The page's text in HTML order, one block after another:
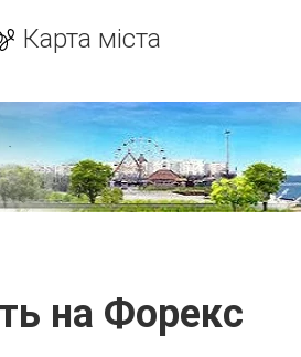
Карта міста
на Форекс